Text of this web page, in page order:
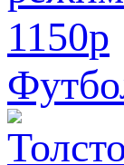
1150p